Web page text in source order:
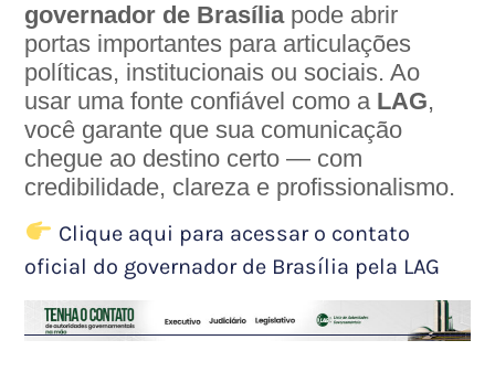
governador de Brasíliapode abrir
portas importantes para articulações
políticas, institucionais ou sociais. Ao
usar uma fonte confiável como a LAG,
você garante que sua comunicação
chegue ao destino certo — com
credibilidade, clareza e profissionalismo.
Clique aqui para acessar o contato
oficial do governador de Brasília pela LAG